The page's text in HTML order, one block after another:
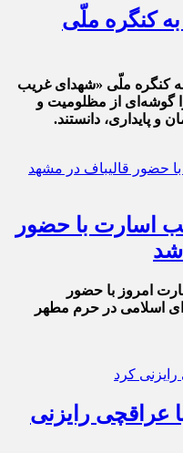
به کنگره ملّی
کنگره ملّی «شهدای غریب
گوشه‌ای از مظلومیت و
و پایداری، دانستند.
اسارت با حضور
شد
امروز با حضور
اسلامی در حرم مطهر
عراقچی رایزنی